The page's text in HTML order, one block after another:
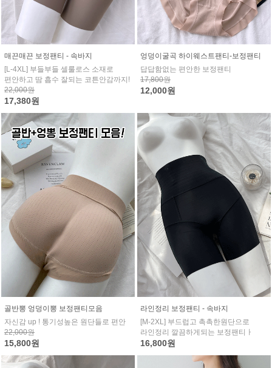
매끈매끈 보정팬티 - 속바지
[L-4XL] 부들부들 셀룰로스 소재로
편안하고 땀 흡수 잘되는 코튼안감까지!
22,000원
17,380원
엉덩이굴곡 하이웨스트팬티-보정팬티
답답함없는 편안한 보정팬티
17,800원
12,000원
골반뽕 엉덩이뽕 보정팬티모음
자신감 up ! 통기성높은 원단들로 편안
22,000원
15,800원
라인정리 보정팬티 - 속바지
[M-2XL] 부드럽고 촉촉한원단으로
라인정리 깔끔하게되는 보정팬티ㅏ
16,800원